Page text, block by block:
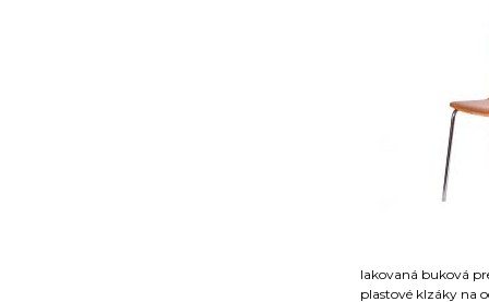
lakovaná buková
plastové klzáky na